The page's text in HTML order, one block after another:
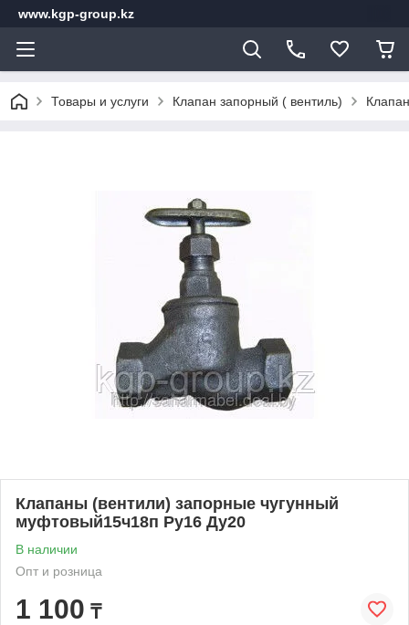
www.kgp-group.kz
Товары и услуги Клапан запорный ( вентиль)
Клапаны (вентили) запорные чугунный
муфтовый15ч18п Ру16 Ду20
В наличии
Опт и розница
1 100 ₸